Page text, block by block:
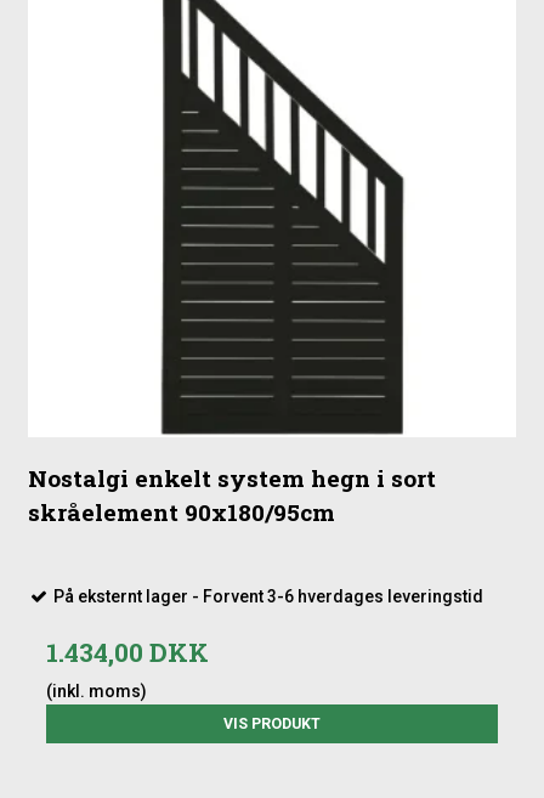
Nostalgi enkelt system hegn i sort
skråelement 90x180/95cm
På eksternt lager - Forvent 3-6 hverdages leveringstid
1.434,00 DKK
(inkl. moms)
VIS PRODUKT